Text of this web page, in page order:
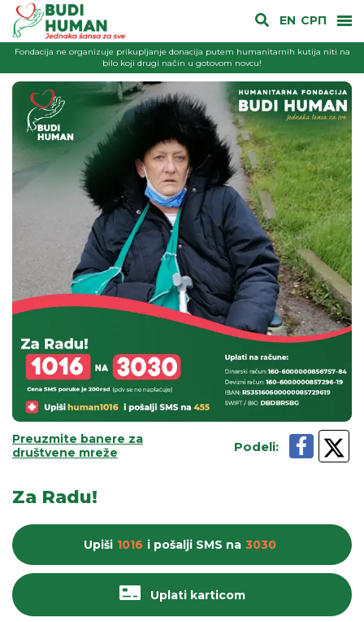
EN СРП
Fondacija ne organizuje prikupljanje donacija putem humanitarnih kutija niti na
bilo koji drugi način u gotovom novcu!
Preuzmite banere za
društvene mreže
Podeli:
Za Radu!
Uplati karticom
Upiši 1016 i pošalji SMS na 3030